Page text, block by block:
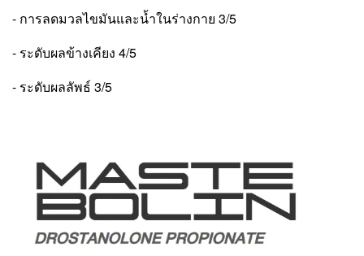
- การลดมวลไขมันและน้ำในร่างกาย 3/5
- ระดับผลข้างเคียง 4/5
- ระดับผลลัพธ์ 3/5